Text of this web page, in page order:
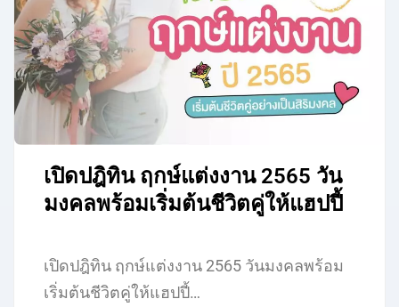
เปิดปฎิทิน ฤกษ์แต่งงาน 2565 วัน
มงคลพร้อมเริ่มต้นชีวิตคู่ให้แฮปปี้
เปิดปฎิทิน ฤกษ์แต่งงาน 2565 วันมงคลพร้อม
เริ่มต้นชีวิตคู่ให้แฮปปี้…